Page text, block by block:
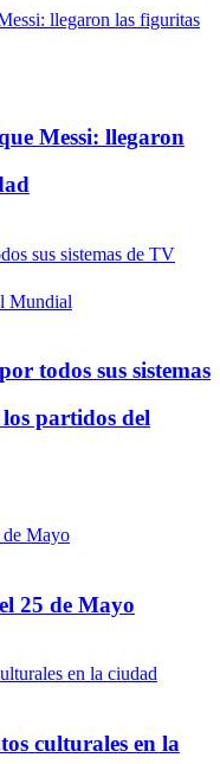
Messi: llegaron
todos sus sistemas
partidos del
25 de Mayo
culturales en la